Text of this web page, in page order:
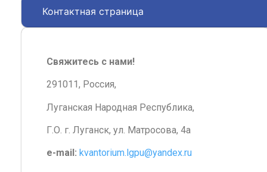
Контактная страница
Свяжитесь с нами!
291011, Россия,
Луганская Народная Республика,
Г.О. г. Луганск, ул. Матросова, 4а
e-mail: kvantorium.lgpu@yandex.ru